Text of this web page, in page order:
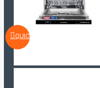
QUICKVIEW